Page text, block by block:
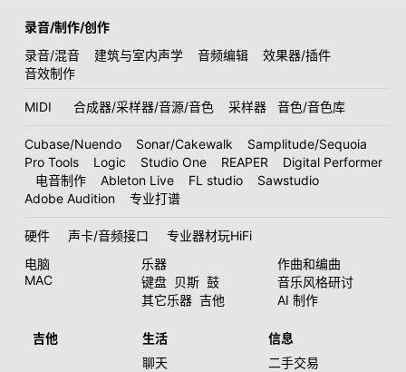
录音/制作/创作
录音/混音
建筑与室内声学 音频编辑
效果器/插件
音效制作
MIDI 合成器/采样器/音源/音色 采样器 音色/音色库
Cubase/Nuendo Sonar/Cakewalk
Samplitude/Sequoia
Pro Tools
Logic Studio One REAPER
Digital Performer
电音制作
Ableton Live FL studio
Sawstudio
Adobe Audition
专业打谱
硬件 声卡/音频接口
专业器材玩HiFi
电脑
MAC
乐器
键盘 贝斯 鼓
其它乐器 吉他
作曲和编曲
音乐风格研讨
AI 制作
吉他
生活
聊天
信息
二手交易